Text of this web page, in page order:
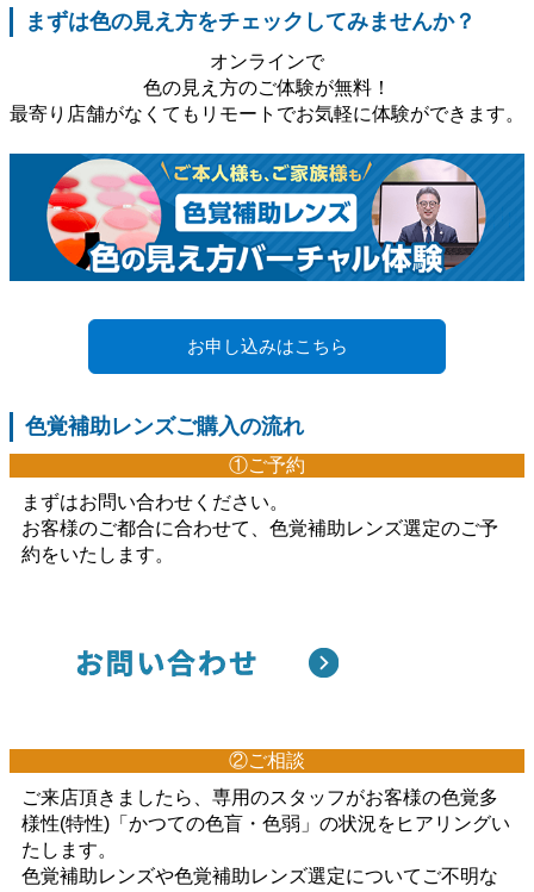
まずは色の見え方をチェックしてみませんか？
オンラインで
色の見え方のご体験が無料！
最寄り店舗がなくてもリモートでお気軽に体験ができます。
お申し込みはこちら
色覚補助レンズご購入の流れ
①ご予約
まずはお問い合わせください。
お客様のご都合に合わせて、色覚補助レンズ選定のご予
約をいたします。
②ご相談
ご来店頂きましたら、専用のスタッフがお客様の色覚多
様性(特性)「かつての色盲・色弱」の状況をヒアリングい
たします。
色覚補助レンズや色覚補助レンズ選定についてご不明な